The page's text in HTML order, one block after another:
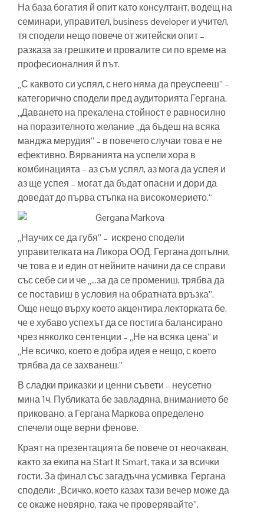
На база богатия й опит като консултант, водещ на
семинари, управител, business developer и учител,
тя сподели нещо повече от житейски опит –
разказа за грешките и провалите си по време на
професионалния й път.
„С каквото си успял, с него няма да преуспееш” –
категорично сподели пред аудиторията Гергана.
„Даването на прекалена стойност е равносилно
на поразителното желание „да бъдеш на всяка
манджа мерудия” – в повечето случаи това е не
ефективно. Вярванията на успели хора в
комбинацията – аз съм успял, аз мога да успея и
аз ще успея – могат да бъдат опасни и дори да
доведат до първа стъпка на високомерието.“
„Научих се да губя” – искрено сподели
управителката на Ликора ООД. Гергана допълни,
че това е и един от нейните начини да се справи
със себе си и че „…за да се промениш, трябва да
се поставиш в условия на обратната връзка”.
Още нещо върху което акцентира лекторката бе,
че е хубаво успехът да се постига балансирано
чрез няколко сентенции – „Не на всяка цена” и
„Не всичко, което е добра идея е нещо, с което
трябва да се захванеш.”
В сладки приказки и ценни съвети – неусетно
мина 1ч. Публиката бе завладяна, вниманието бе
приковано, а Гергана Маркова определено
спечели още верни фенове.
Краят на презентацията бе повече от неочакван,
както за екипа на Start It Smart, така и за всички
гости. За финал със загадъчна усмивка Гергана
сподели: „Всичко, което казах тази вечер може да
се окаже невярно, така че проверявайте”.